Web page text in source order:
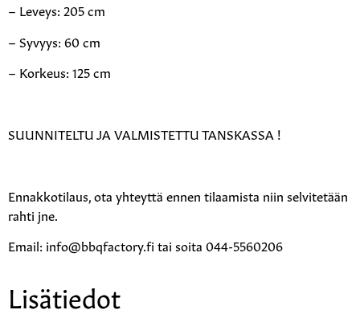
– Leveys: 205 cm
– Syvyys: 60 cm
– Korkeus: 125 cm
SUUNNITELTU JA VALMISTETTU TANSKASSA !
Ennakkotilaus, ota yhteyttä ennen tilaamista niin selvitetään
rahti jne.
Email: info@bbqfactory.fi tai soita 044-5560206
Lisätiedot